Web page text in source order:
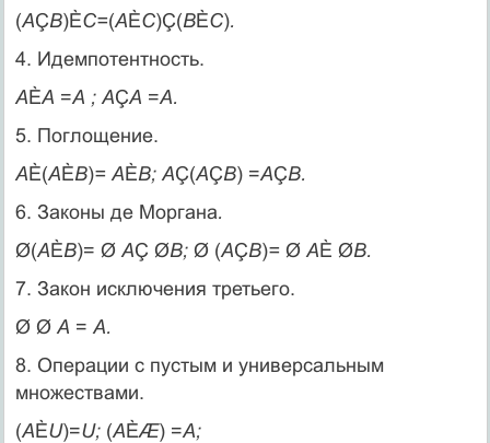
(АÇВ)ÈС=(АÈC)Ç(BÈС).
4. Идемпотентность.
АÈА =А ; АÇА =А.
5. Поглощение.
АÈ(АÈВ)= АÈВ; АÇ(АÇВ) =АÇВ.
6. Законы де Моргана.
Ø(АÈВ)= ØАÇ ØВ; Ø (АÇВ)= ØАÈ ØВ.
7. Закон исключения третьего.
Ø ØА = А.
8. Операции с пустым и универсальным
множествами.
(АÈU)=U; (АÈÆ) =A;